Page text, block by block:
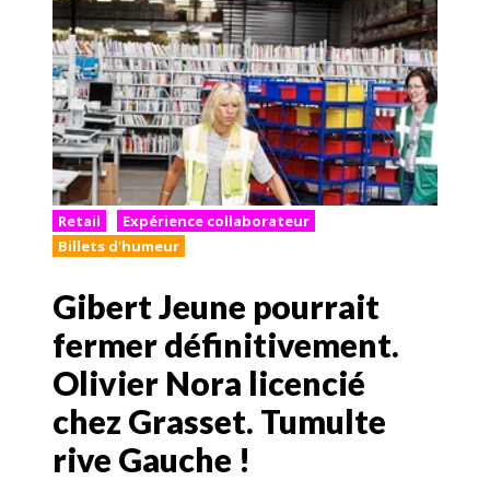
Retail
Expérience collaborateur
Billets d'humeur
Gibert Jeune pourrait
fermer définitivement.
Olivier Nora licencié
chez Grasset. Tumulte
rive Gauche !